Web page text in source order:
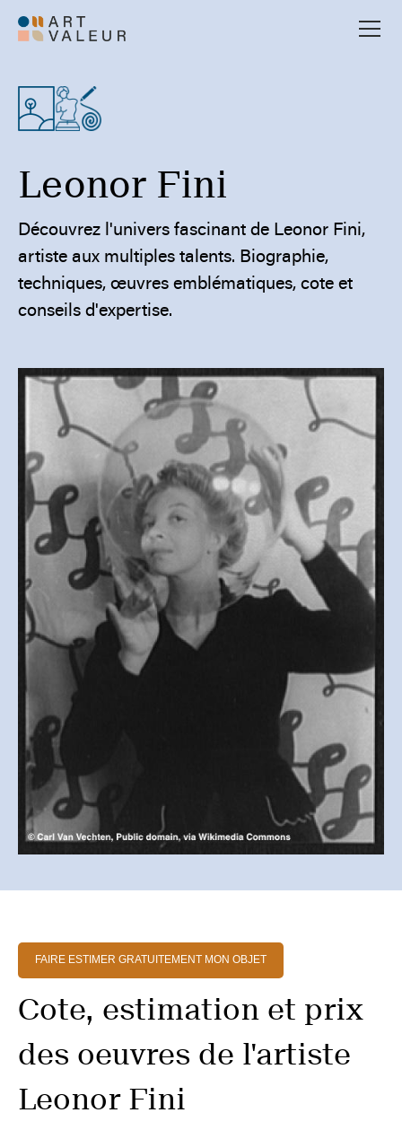
Leonor Fini
Découvrez l'univers fascinant de Leonor Fini,
artiste aux multiples talents. Biographie,
techniques, œuvres emblématiques, cote et
conseils d'expertise.
FAIRE ESTIMER GRATUITEMENT MON OBJET
Cote, estimation et prix
des oeuvres de l'artiste
Leonor Fini